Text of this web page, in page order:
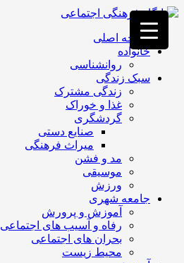
فصد
خون
غرب
تهران
خشکشویی
تصفیه
تهران
صفحه اصلی
خانواده
روانشناسی
سبک زندگی
زندگی مشترک
غذا و خوراک
گردشگری
صنایع دستی
میراث فرهنگی
مد و فشن
موسیقی
ورزش
جامعه شهری
آموزش و پرورش
رفاه و آسیب های اجتماعی
بحران های اجتماعی
محیط زیست